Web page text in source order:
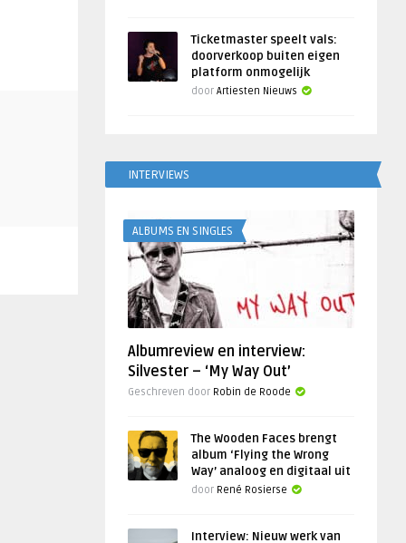
Ticketmaster speelt vals:
doorverkoop buiten eigen
platform onmogelijk
door Artiesten Nieuws
INTERVIEWS
ALBUMS EN SINGLES
Albumreview en interview:
Silvester – ‘My Way Out’
Geschreven door Robin de Roode
The Wooden Faces brengt
album ‘Flying the Wrong
Way’ analoog en digitaal uit
door René Rosierse
Interview: Nieuw werk van